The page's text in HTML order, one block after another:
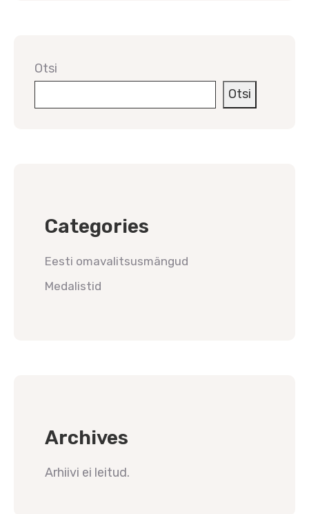
Otsi
Otsi
Categories
Eesti omavalitsusmängud
Medalistid
Archives
Arhiivi ei leitud.